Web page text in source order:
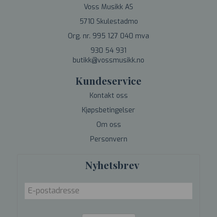
Voss Musikk AS
5710 Skulestadmo
Org. nr. 995 127 040 mva
930 54 931
butikk@vossmusikk.no
Kundeservice
Kontakt oss
Kjøpsbetingelser
Om oss
Personvern
Nyhetsbrev